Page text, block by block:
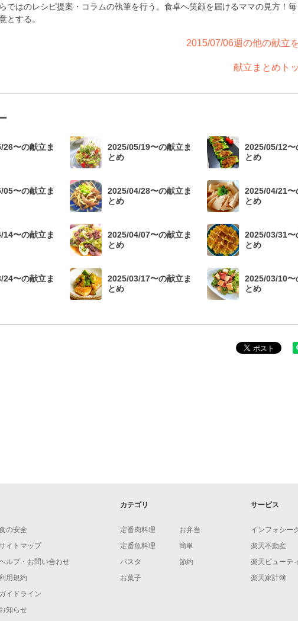
ではのレシピ提案・コラムの執筆を行う。食卓へ笑顔を届けるママの見方！毎
とする。
2015/07/06週の他の献立
献立まとめト
26〜の献立ま
2025/05/19〜の献立ま
とめ
2025/05/12〜
とめ
05〜の献立ま
2025/04/28〜の献立ま
とめ
2025/04/21〜
とめ
14〜の献立ま
2025/04/07〜の献立ま
とめ
2025/03/31〜
とめ
24〜の献立ま
2025/03/17〜の献立ま
とめ
2025/03/10〜
とめ
の安全
イトマップ
ルプ・お問い合わせ
用規約
ガイドライン
お知らせ
カテゴリ
定番肉料理
定番魚料理
パスタ
お菓子
お弁当
簡単
節約
サービス
インフォシー
楽天不動産
楽天ビューテ
楽天家計簿